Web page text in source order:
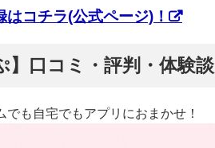
コチラ(公式ページ)！
口コミ・評判・体験談
も自宅でもアプリにおまかせ！